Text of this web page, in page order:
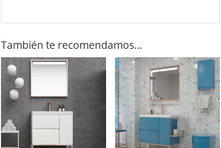
También te recomendamos…